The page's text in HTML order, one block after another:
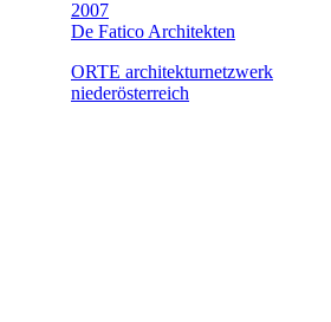
2007
De Fatico Architekten
ORTE architekturnetzwerk
niederösterreich